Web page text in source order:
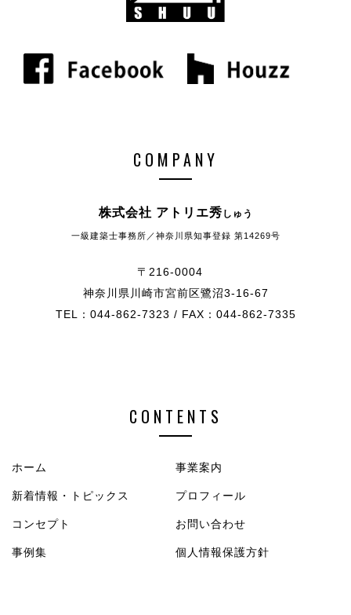
COMPANY
株式会社 アトリエ秀 しゅう
一級建築士事務所／神奈川県知事登録 第14269号
〒216-0004
神奈川県川崎市宮前区鷺沼3-16-67
TEL：044-862-7323 / FAX：044-862-7335
CONTENTS
ホーム
新着情報・トピックス
コンセプト
事例集
事業案内
プロフィール
お問い合わせ
個人情報保護方針